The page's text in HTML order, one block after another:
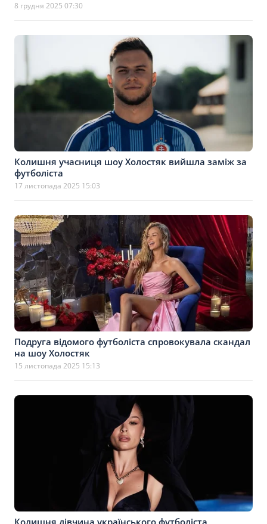
8 грудня 2025 07:30
Колишня учасниця шоу Холостяк вийшла заміж за
футболіста
17 листопада 2025 15:03
Подруга відомого футболіста спровокувала скандал
на шоу Холостяк
15 листопада 2025 15:13
Колишня дівчина українського футболіста